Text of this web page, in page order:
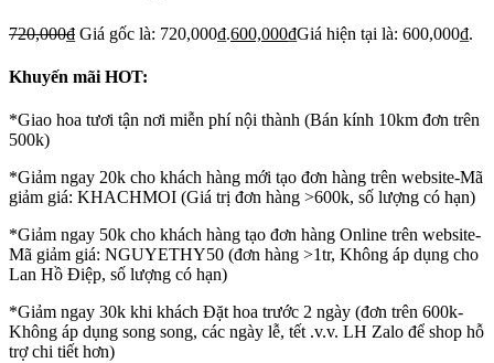
720,000₫ Giá gốc là: 720,000₫.600,000₫Giá hiện tại là: 600,000₫.
Khuyến mãi HOT:
*Giao hoa tươi tận nơi miễn phí nội thành (Bán kính 10km đơn trên
500k)
*Giảm ngay 20k cho khách hàng mới tạo đơn hàng trên website-Mã
giảm giá: KHACHMOI (Giá trị đơn hàng >600k, số lượng có hạn)
*Giảm ngay 50k cho khách hàng tạo đơn hàng Online trên website-
Mã giảm giá: NGUYETHY50 (đơn hàng >1tr, Không áp dụng cho
Lan Hồ Điệp, số lượng có hạn)
*Giảm ngay 30k khi khách Đặt hoa trước 2 ngày (đơn trên 600k-
Không áp dụng song song, các ngày lễ, tết .v.v. LH Zalo để shop hỗ
trợ chi tiết hơn)